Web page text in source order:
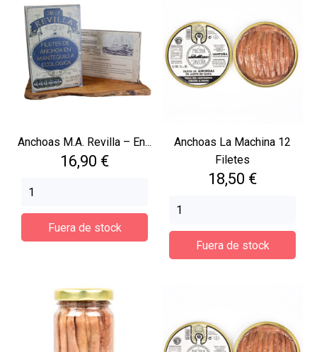
Anchoas M.A. Revilla – En...
Precio
16,90 €
Fuera de stock
Anchoas La Machina 12
Filetes
Precio
18,50 €
Fuera de stock